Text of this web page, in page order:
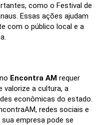
como o Festival de
Essas ações ajudam
com o público local e a
Encontra AM requer
valorize a cultura, a
econômicas do estado.
redes sociais e
empresa pode se